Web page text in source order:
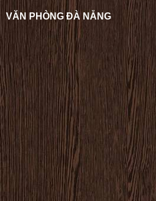
VĂN PHÒNG ĐÀ NẴNG